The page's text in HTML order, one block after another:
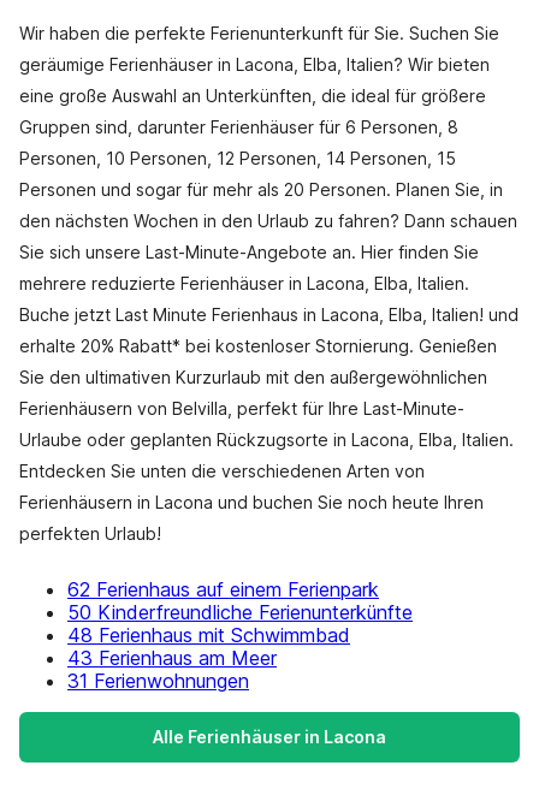
Wir haben die perfekte Ferienunterkunft für Sie. Suchen Sie
geräumige Ferienhäuser in Lacona, Elba, Italien? Wir bieten
eine große Auswahl an Unterkünften, die ideal für größere
Gruppen sind, darunter Ferienhäuser für 6 Personen, 8
Personen, 10 Personen, 12 Personen, 14 Personen, 15
Personen und sogar für mehr als 20 Personen. Planen Sie, in
den nächsten Wochen in den Urlaub zu fahren? Dann schauen
Sie sich unsere Last-Minute-Angebote an. Hier finden Sie
mehrere reduzierte Ferienhäuser in Lacona, Elba, Italien.
Buche jetzt Last Minute Ferienhaus in Lacona, Elba, Italien! und
erhalte 20% Rabatt* bei kostenloser Stornierung. Genießen
Sie den ultimativen Kurzurlaub mit den außergewöhnlichen
Ferienhäusern von Belvilla, perfekt für Ihre Last-Minute-
Urlaube oder geplanten Rückzugsorte in Lacona, Elba, Italien.
Entdecken Sie unten die verschiedenen Arten von
Ferienhäusern in Lacona und buchen Sie noch heute Ihren
perfekten Urlaub!
62 Ferienhaus auf einem Ferienpark
50 Kinderfreundliche Ferienunterkünfte
48 Ferienhaus mit Schwimmbad
43 Ferienhaus am Meer
31 Ferienwohnungen
Alle Ferienhäuser in Lacona